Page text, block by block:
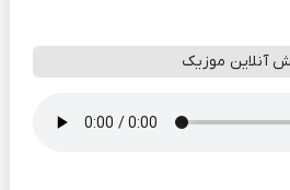
آنلاین موزیک